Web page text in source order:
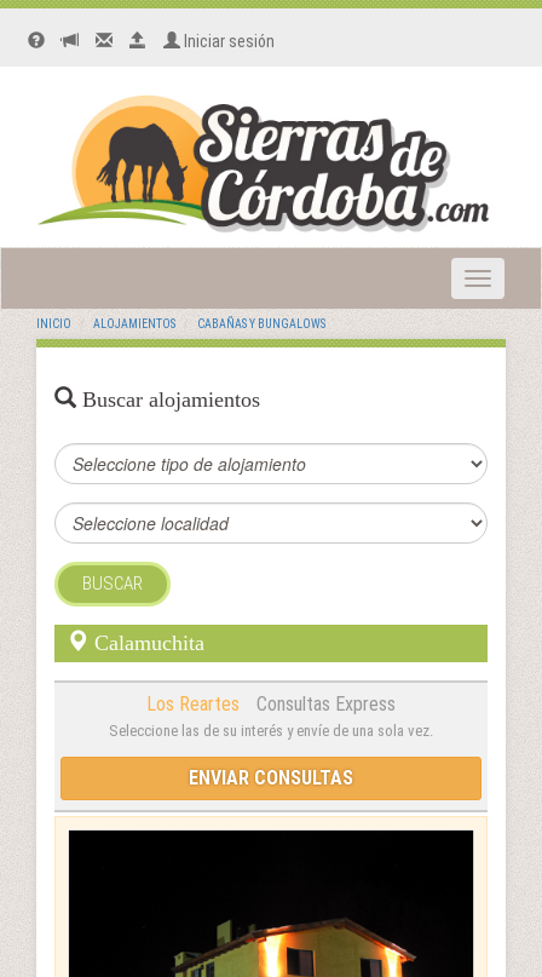
Iniciar sesión
Toggle
INICIO ALOJAMIENTOS CABAÑAS Y BUNGALOWS
Buscar alojamientos
BUSCAR
Calamuchita
Los Reartes Consultas Express
Seleccione las de su interés y envíe de una sola vez.
ENVIAR CONSULTAS